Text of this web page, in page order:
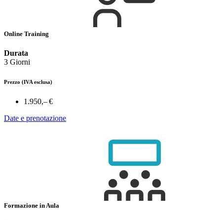
Online Training
Durata
3 Giorni
Prezzo (IVA esclusa)
1.950,– €
Date e prenotazione
Formazione in Aula